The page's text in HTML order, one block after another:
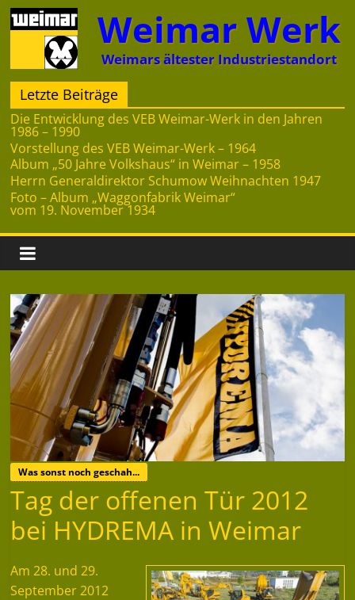
Zum
Inhalt
springen
Weimar Werk
Weimars ältester Industriestandort
Letzte Beiträge
Die Entwicklung des VEB Weimar-Werk in den Jahren
1986 – 1990
Vorstellung des VEB Weimar-Werk – 1964
Album „50 Jahre Volkshaus“ in Weimar – 1958
Herrn Generaldirektor Schumow Weihnachten 1947
Foto – Album „Waggonfabrik Weimar“
vom 19. November 1934
Was sonst noch geschah...
Tag der offenen Tür 2012
bei HYDREMA in Weimar
Am 28. und 29.
September 2012